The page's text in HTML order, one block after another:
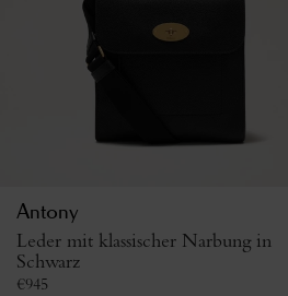
Antony
Leder mit klassischer Narbung in
Schwarz
€945